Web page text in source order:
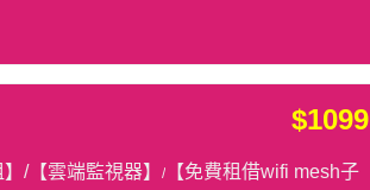
$1099
/【雲端監視器】 /【免費租借wifi mesh子